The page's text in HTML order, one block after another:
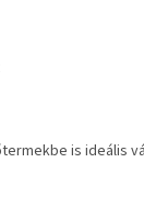
is ideális